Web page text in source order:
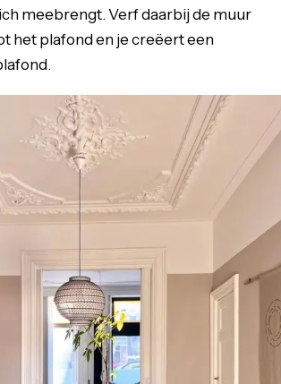
meebrengt. Verf daarbij de muur
het plafond en je creëert een